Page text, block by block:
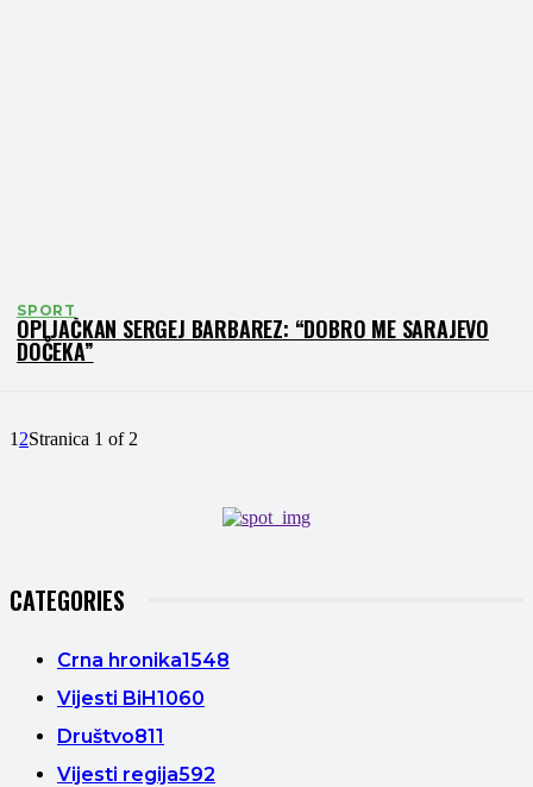
SPORT
OPLJAČKAN SERGEJ BARBAREZ: “DOBRO ME SARAJEVO
DOČEKA”
1 2Stranica 1 of 2
CATEGORIES
Crna hronika1548
Vijesti BiH1060
Društvo811
Vijesti regija592